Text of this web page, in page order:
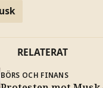
RELATERAT
BÖRS OCH FINANS